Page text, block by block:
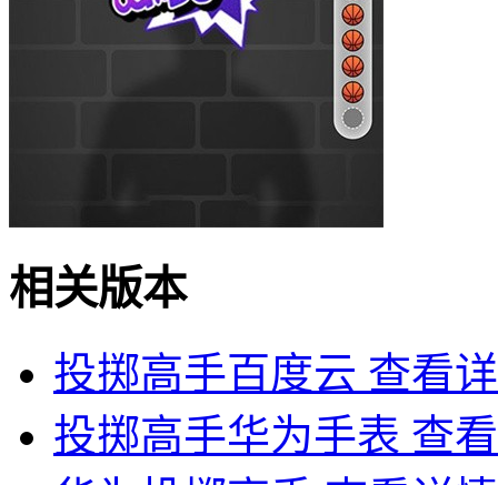
相关版本
投掷高手百度云 查看
投掷高手华为手表 查